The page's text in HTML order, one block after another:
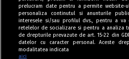
prelucram date pentru a permite website-
personaliza continutul si anunturile
interesele si/sau profilul dvs., pentru a va
retelelor de socializare si pentru a analiza
de drepturile prevazute de art. 15-22 din
datelor cu caracter personal. Aceste
modalitatea indicata
aici